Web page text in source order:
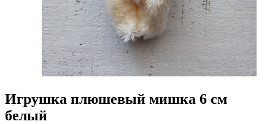
Игрушка плюшевый мишка 6 см
белый